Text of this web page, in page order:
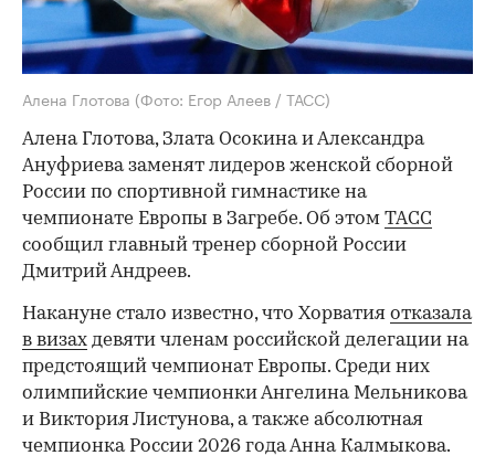
Алена Глотова (Фото: Егор Алеев / ТАСС)
Алена Глотова, Злата Осокина и Александра
Ануфриева заменят лидеров женской сборной
России по спортивной гимнастике на
чемпионате Европы в Загребе. Об этом ТАСС
сообщил главный тренер сборной России
Дмитрий Андреев.
Накануне стало известно, что Хорватия отказала
в визах девяти членам российской делегации на
предстоящий чемпионат Европы. Среди них
олимпийские чемпионки Ангелина Мельникова
и Виктория Листунова, а также абсолютная
чемпионка России 2026 года Анна Калмыкова.